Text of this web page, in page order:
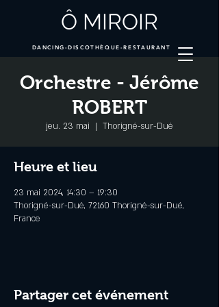
Ô MIROIR
DANCING-DISCOTHÈQUE-RESTAURANT
Orchestre - Jérôme
ROBERT
jeu. 23 mai
  |
Thorigné-sur-Dué
Heure et lieu
23 mai 2024, 14:30 – 19:30
Thorigné-sur-Dué, 72160 Thorigné-sur-Dué,
France
Partager cet événement